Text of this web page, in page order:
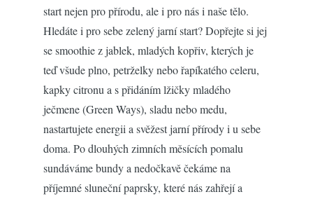
start nejen pro přírodu, ale i pro nás i naše tělo.
Hledáte i pro sebe zelený jarní start? Dopřejte si jej
se smoothie z jablek, mladých kopřiv, kterých je
teď všude plno, petrželky nebo řapíkatého celeru,
kapky citronu a s přidáním lžičky mladého
ječmene (Green Ways), sladu nebo medu,
nastartujete energii a svěžest jarní přírody i u sebe
doma. Po dlouhých zimních měsících pomalu
sundáváme bundy a nedočkavě čekáme na
příjemné sluneční paprsky, které nás zahřejí a